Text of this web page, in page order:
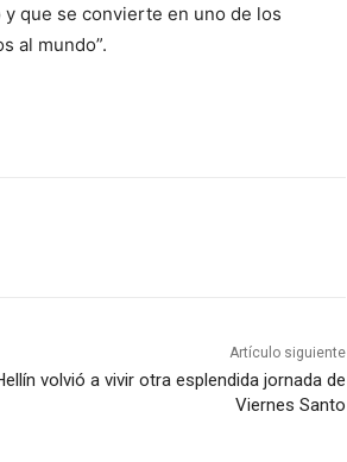
que se convierte en uno de los
al mundo”.
Artículo siguiente
volvió a vivir otra esplendida jornada de
Viernes Santo